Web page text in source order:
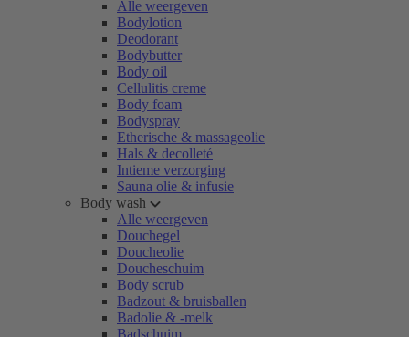
Alle weergeven
Bodylotion
Deodorant
Bodybutter
Body oil
Cellulitis creme
Body foam
Bodyspray
Etherische & massageolie
Hals & decolleté
Intieme verzorging
Sauna olie & infusie
Body wash
Alle weergeven
Douchegel
Doucheolie
Doucheschuim
Body scrub
Badzout & bruisballen
Badolie & -melk
Badschuim